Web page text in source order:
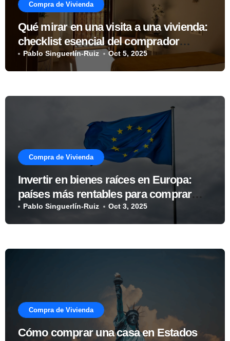
Compra de Vivienda
Qué mirar en una visita a una vivienda:
checklist esencial del comprador
inteligente
Pablo Singuerlín-Ruiz Oct 5, 2025
Compra de Vivienda
Invertir en bienes raíces en Europa:
países más rentables para comprar
vivienda
Pablo Singuerlín-Ruiz Oct 3, 2025
Compra de Vivienda
Cómo comprar una casa en Estados